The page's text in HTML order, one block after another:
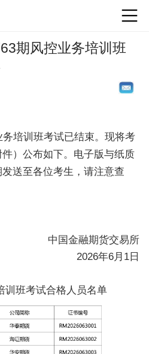
期风控业务培训班
培训班考试已结束。现将考
）公布如下。电子版与纸质
送至各位考生，请注意查
中国金融期货交易所
2026年6月1日
训班考试合格人员名单